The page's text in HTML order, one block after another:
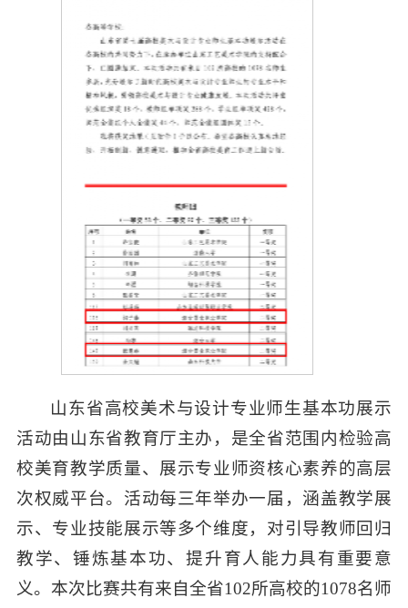
山东省高校美术与设计专业师生基本功展示
活动由山东省教育厅主办，是全省范围内检验高
校美育教学质量、展示专业师资核心素养的高层
次权威平台。活动每三年举办一届，涵盖教学展
示、专业技能展示等多个维度，对引导教师回归
教学、锤炼基本功、提升育人能力具有重要意
义。本次比赛共有来自全省102所高校的1078名师